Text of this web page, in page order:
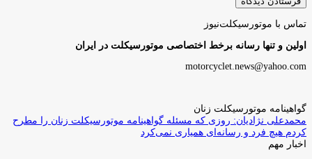
تماس با موتورسیکلت‌نیوز
اولین و تنها رسانه برخط اختصاصی موتورسیکلت در ایران
motorcyclet.news@yahoo.com
گواهینامه موتورسیکلت زنان
محمدعلی نژادیان: روزی که مسئله گواهینامه موتورسیکلت زنان را مطرح
کردم هیچ فرد و رسانه‌ای همیاری نمی‌کرد
اخبار مهم